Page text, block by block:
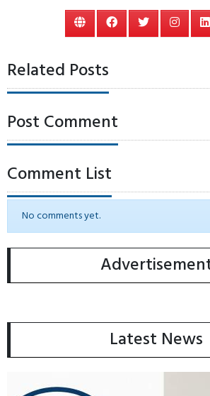
Related Posts
Post Comment
Comment List
No comments yet.
Latest News